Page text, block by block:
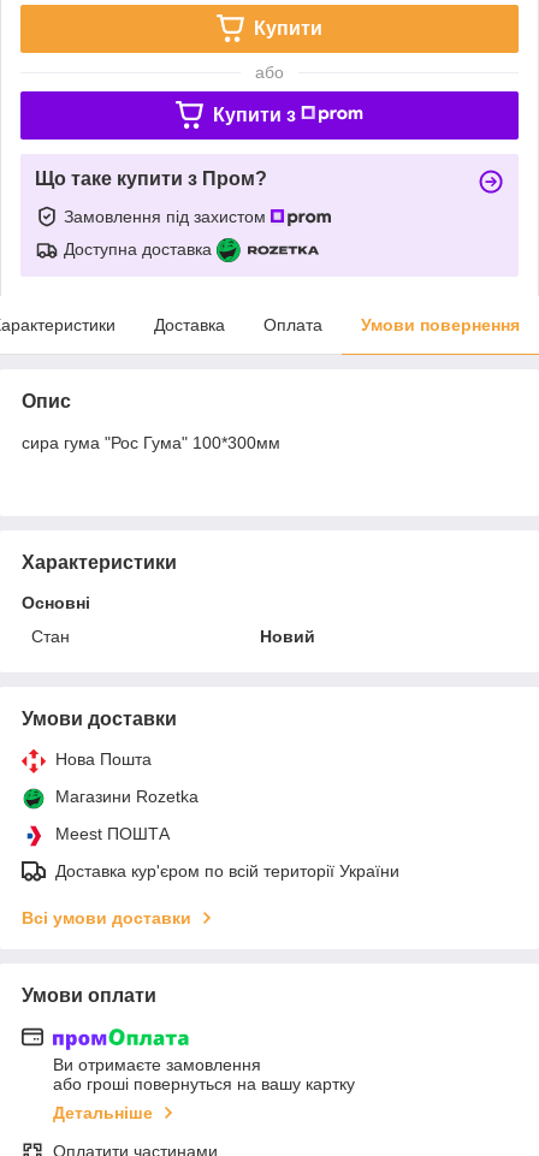
Купити
або
Купити з
Що таке купити з Пром?
Замовлення під захистом
Доступна доставка
Доставка Оплата Умови повернення
Опис
сира гума "Рос Гума" 100*300мм
Характеристики
Основні
Стан
Новий
Умови доставки
Нова Пошта
Магазини Rozetka
Meest ПОШТА
Доставка кур'єром по всій території України
Всі умови доставки
Умови оплати
Ви отримаєте замовлення
або гроші повернуться на вашу картку
Детальніше
Оплатити частинами